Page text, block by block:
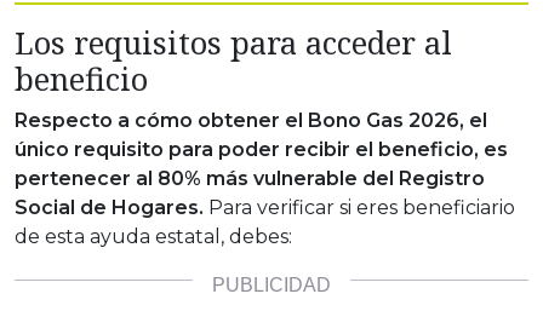
Los requisitos para acceder al
beneficio
Respecto a cómo obtener el Bono Gas 2026, el
único requisito para poder recibir el beneficio, es
pertenecer al 80% más vulnerable del Registro
Social de Hogares. Para verificar si eres beneficiario
de esta ayuda estatal, debes: